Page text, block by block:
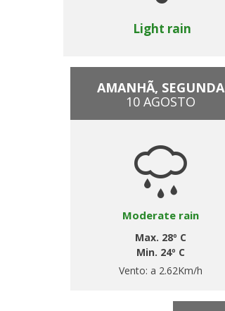
Light rain
AMANHÃ, SEGUNDA
10 AGOSTO
Moderate rain
Max. 28º C
Min. 24º C
Vento: a 2.62Km/h